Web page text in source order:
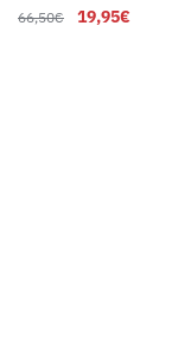
66,50€ 19,95€